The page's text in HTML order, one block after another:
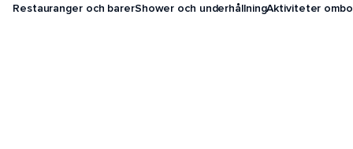
Restauranger och barerShower och underhållningAktiviteter